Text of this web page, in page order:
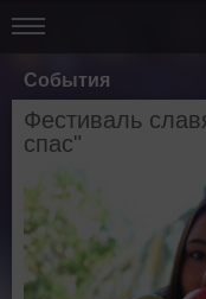
События
Фестиваль
спас"